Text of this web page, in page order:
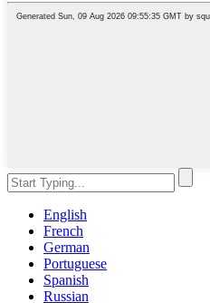
English
French
German
Portuguese
Spanish
Russian